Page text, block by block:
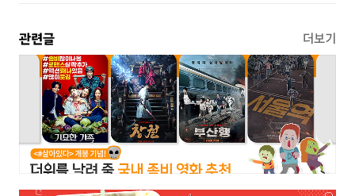
관련글 더보기